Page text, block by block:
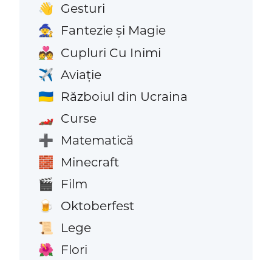
👋 Gesturi
🧙 Fantezie și Magie
💑 Cupluri Cu Inimi
✈️ Aviaţie
🇺🇦 Războiul din Ucraina
🏎️ Curse
➕ Matematică
🧱 Minecraft
🎬 Film
🍺 Oktoberfest
📜 Lege
🌺 Flori